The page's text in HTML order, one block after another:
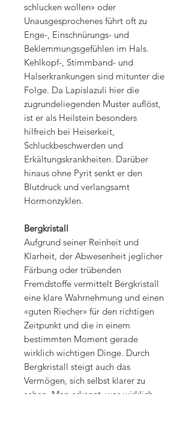
schlucken wollen» oder
Unausgesprochenes führt oft zu
Enge-, Einschnürungs- und
Beklemmungsgefühlen im Hals.
Kehlkopf-, Stimmband- und
Halserkrankungen sind mitunter die
Folge. Da Lapislazuli hier die
zugrundeliegenden Muster auflöst,
ist er als Heilstein besonders
hilfreich bei Heiserkeit,
Schluckbeschwerden und
Erkältungskrankheiten. Darüber
hinaus ohne Pyrit senkt er den
Blutdruck und verlangsamt
Hormonzyklen.
Bergkristall
Aufgrund seiner Reinheit und
Klarheit, der Abwesenheit jeglicher
Färbung oder trübenden
Fremdstoffe vermittelt Bergkristall
eine klare Wahrnehmung und einen
«guten Riecher» für den richtigen
Zeitpunkt und die in einem
bestimmten Moment gerade
wirklich wichtigen Dinge. Durch
Bergkristall steigt auch das
Vermögen, sich selbst klarer zu
sehen. Man erkennt, was wirklich